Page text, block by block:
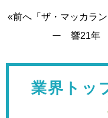
«前へ「ザ・マッカラン
ー 響21年
業界トッ